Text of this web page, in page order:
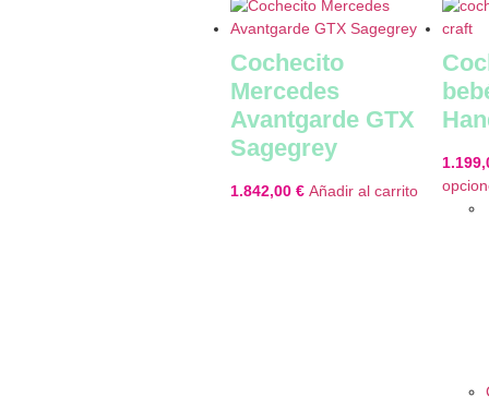
Cochecito
Mercedes
Avantgarde GTX
Sagegrey
1.842,00 € Añadir al carrito